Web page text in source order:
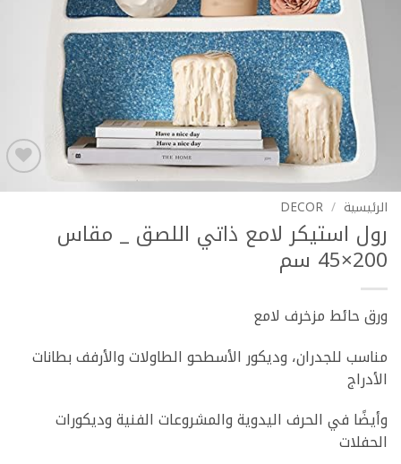
Add to
الرئيسية DECOR
رول استيكر لامع ذاتي اللصق _ مقاس
200×45 سم
ورق حائط مزخرف لامع
مناسب للجدران، وديكور الأسطحو الطاولات والأرفف بطانات
الأدراج
وأيضًا في الحرف اليدوية والمشروعات الفنية وديكورات
الحفلات